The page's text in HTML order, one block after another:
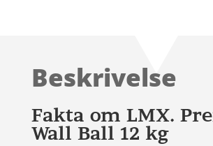
på
ømmels
er
Beskrivelse
Fakta om LMX.
Wall Ball 12 kg